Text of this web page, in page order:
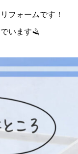
フォームです！
います🪒